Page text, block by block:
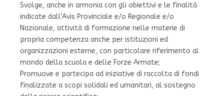
Svolge, anche in armonia con gli obiettivi e le finalità
indicate dall’Avis Provinciale e/o Regionale e/o
Nazionale, attività di formazione nelle materie di
propria competenza anche per istituzioni ed
organizzazioni esterne, con particolare riferimento al
mondo della scuola e delle Forze Armate;
Promuove e partecipa ad iniziative di raccolta di fondi
finalizzate a scopi solidali ed umanitari, al sostegno